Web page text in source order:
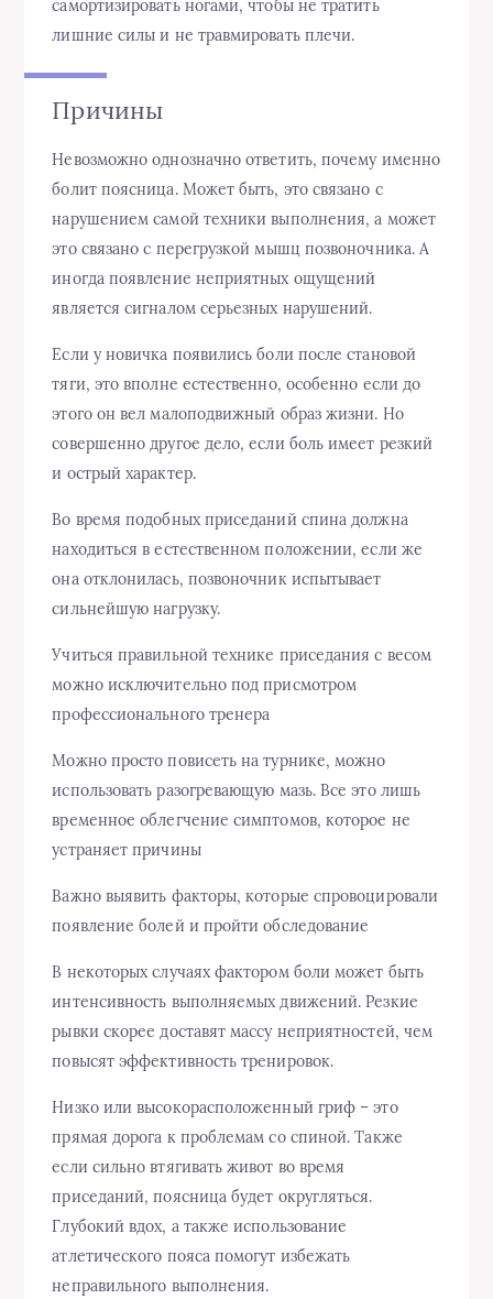
самортизировать ногами, чтобы не тратить
лишние силы и не травмировать плечи.
Причины
Невозможно однозначно ответить, почему именно
болит поясница. Может быть, это связано с
нарушением самой техники выполнения, а может
это связано с перегрузкой мышц позвоночника. А
иногда появление неприятных ощущений
является сигналом серьезных нарушений.
Если у новичка появились боли после становой
тяги, это вполне естественно, особенно если до
этого он вел малоподвижный образ жизни. Но
совершенно другое дело, если боль имеет резкий
и острый характер.
Во время подобных приседаний спина должна
находиться в естественном положении, если же
она отклонилась, позвоночник испытывает
сильнейшую нагрузку.
Учиться правильной технике приседания с весом
можно исключительно под присмотром
профессионального тренера
Можно просто повисеть на турнике, можно
использовать разогревающую мазь. Все это лишь
временное облегчение симптомов, которое не
устраняет причины
Важно выявить факторы, которые спровоцировали
появление болей и пройти обследование
В некоторых случаях фактором боли может быть
интенсивность выполняемых движений. Резкие
рывки скорее доставят массу неприятностей, чем
повысят эффективность тренировок.
Низко или высокорасположенный гриф – это
прямая дорога к проблемам со спиной. Также
если сильно втягивать живот во время
приседаний, поясница будет округляться.
Глубокий вдох, а также использование
атлетического пояса помогут избежать
неправильного выполнения.